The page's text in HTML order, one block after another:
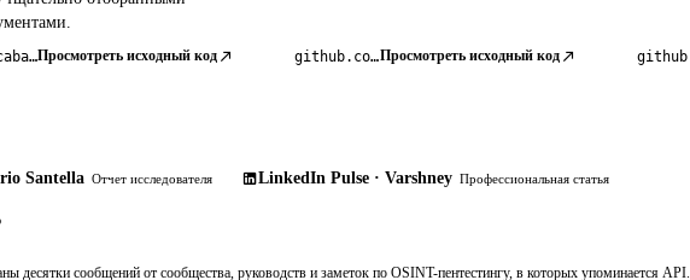
osintcabal.orgПросмотреть исходный код github.com/pdudotdev/ofmПросмотреть исходный код
Santella Отчет исследователя LinkedIn Pulse · Varshney Профессиональная статья
десятки сообщений от сообщества, руководств и заметок по OSINT-пентестингу, в которых упоминается API.